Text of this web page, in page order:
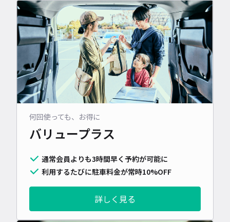
何回使っても、お得に
バリュープラス
通常会員よりも3時間早く予約が可能に
利用するたびに駐車料金が常時10%OFF
詳しく見る